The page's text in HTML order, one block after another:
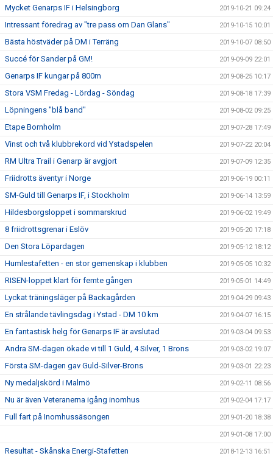
Mycket Genarps IF i Helsingborg 2019-10-21 09:24
Intressant föredrag av "tre pass om Dan Glans" 2019-10-15 10:01
Bästa höstväder på DM i Terräng 2019-10-07 08:50
Succé för Sander på GM! 2019-09-09 22:01
Genarps IF kungar på 800m 2019-08-25 10:17
Stora VSM Fredag - Lördag - Söndag 2019-08-18 17:39
Löpningens "blå band" 2019-08-02 09:25
Etape Bornholm 2019-07-28 17:49
Vinst och två klubbrekord vid Ystadspelen 2019-07-22 20:04
RM Ultra Trail i Genarp är avgjort 2019-07-09 12:35
Friidrotts äventyr i Norge 2019-06-19 00:11
SM-Guld till Genarps IF, i Stockholm 2019-06-14 13:59
Hildesborgsloppet i sommarskrud 2019-06-02 19:49
8 friidrottsgrenar i Eslöv 2019-05-20 17:18
Den Stora Löpardagen 2019-05-12 18:12
Humlestafetten - en stor gemenskap i klubben 2019-05-05 10:32
RISEN-loppet klart för femte gången 2019-05-01 14:49
Lyckat träningsläger på Backagården 2019-04-29 09:43
En strålande tävlingsdag i Ystad - DM 10 km 2019-04-07 16:15
En fantastisk helg för Genarps IF är avslutad 2019-03-04 09:53
Andra SM-dagen ökade vi till 1 Guld, 4 Silver, 1 Brons 2019-03-02 19:07
Första SM-dagen gav Guld-Silver-Brons 2019-03-01 22:23
Ny medaljskörd i Malmö 2019-02-11 08:56
Nu är även Veteranerna igång inomhus 2019-02-04 17:17
Full fart på Inomhussäsongen 2019-01-20 18:38
2019-01-08 17:00
Resultat - Skånska Energi-Stafetten 2018-12-13 16:51